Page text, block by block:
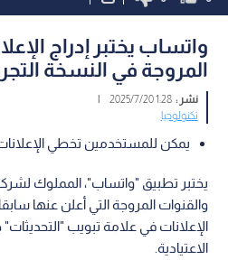
واتساب يختبر إدراج
المروجة في النسخة
نشر :1:28 2025/7/20
|
تكنولوجيا
يمكن للمستخدمين تخطي
يختبر تطبيق "واتساب"، المملوك لشركة
والقنوات المروجة التي أعلن عنها
الإعلانات في علامة تبويب
الاعتيادية.